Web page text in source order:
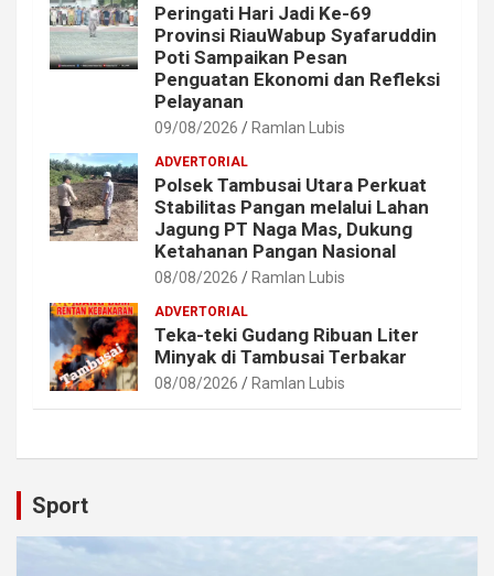
Peringati Hari Jadi Ke-69
Provinsi RiauWabup Syafaruddin
Poti Sampaikan Pesan
Penguatan Ekonomi dan Refleksi
Pelayanan
09/08/2026 Ramlan Lubis
ADVERTORIAL
Polsek Tambusai Utara Perkuat
Stabilitas Pangan melalui Lahan
Jagung PT Naga Mas, Dukung
Ketahanan Pangan Nasional
08/08/2026 Ramlan Lubis
ADVERTORIAL
Teka-teki Gudang Ribuan Liter
Minyak di Tambusai Terbakar
08/08/2026 Ramlan Lubis
Sport